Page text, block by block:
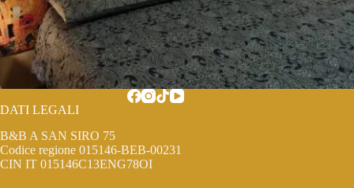
DATI LEGALI
B&B A SAN SIRO 75
Codice regione 015146-BEB-00231
CIN IT 015146C13ENG78OI